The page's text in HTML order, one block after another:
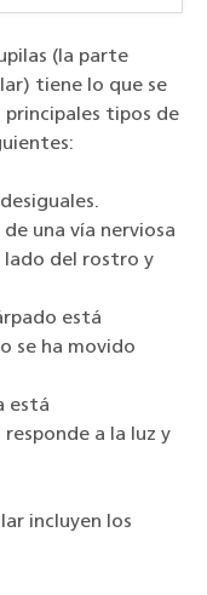
(la parte
tiene lo que se
principales tipos de
una vía nerviosa
lado del rostro y
está
se ha movido
está
a la luz y
incluyen los